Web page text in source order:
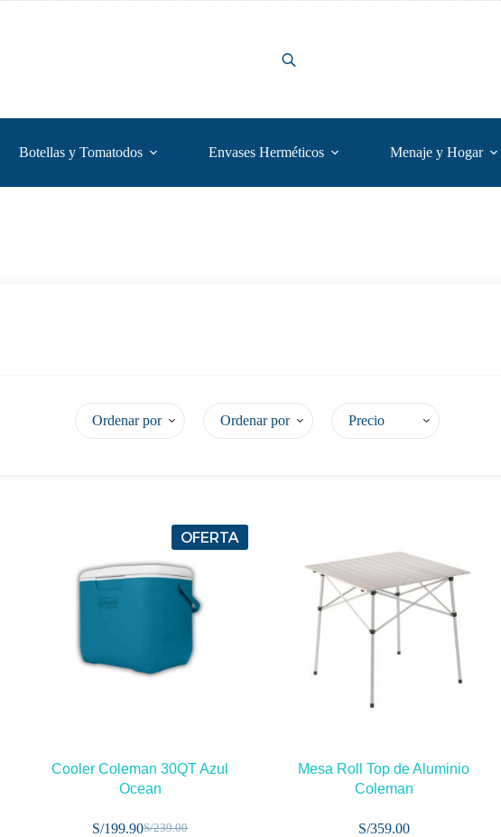
Botellas y Tomatodos Envases Herméticos Menaje y Hogar
Ordenar por Ordenar por Precio
OFERTA
Cooler Coleman 30QT Azul
Ocean
S/239.00
S/199.90
Mesa Roll Top de Aluminio
Coleman
S/359.00